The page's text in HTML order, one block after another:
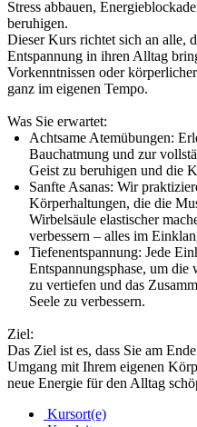
Stress abbauen,
beruhigen.
Dieser Kurs richtet sich an alle,
Entspannung in ihren Alltag
Vorkenntnissen oder
ganz im eigenen Tempo.
Was Sie erwartet:
Achtsame Atemübungen:
Bauchatmung und zur
Geist zu beruhigen und die
Sanfte Asanas: Wir
Körperhaltungen, die die
Wirbelsäule elastischer
verbessern – alles im
Tiefenentspannung: Jede
Entspannungsphase, um
zu vertiefen und das
Seele zu verbessern.
Ziel:
Das Ziel ist es, dass Sie am
Umgang mit Ihrem eigenen
neue Energie für den Alltag
Kursort(e)